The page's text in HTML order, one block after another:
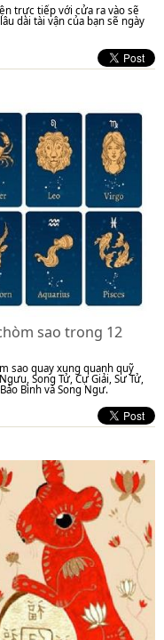
trực tiếp với cửa ra vào sẽ
dài tài vận của bạn sẽ ngày
sao trong 12
sao quay xung quanh quỹ
Song Tử, Cự Giải, Sư Tử,
Bình và Song Ngư.